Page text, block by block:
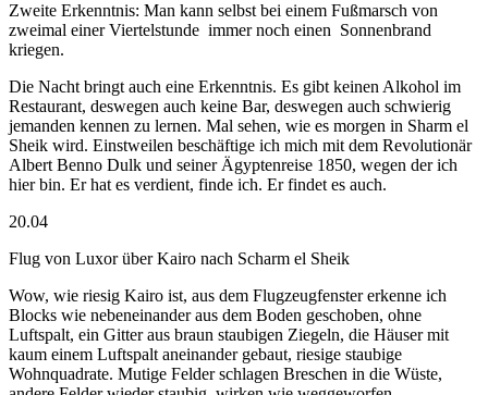
Zweite Erkenntnis: Man kann selbst bei einem Fußmarsch von
zweimal einer Viertelstunde immer noch einen Sonnenbrand
kriegen.
Die Nacht bringt auch eine Erkenntnis. Es gibt keinen Alkohol im
Restaurant, deswegen auch keine Bar, deswegen auch schwierig
jemanden kennen zu lernen. Mal sehen, wie es morgen in Sharm el
Sheik wird. Einstweilen beschäftige ich mich mit dem Revolutionär
Albert Benno Dulk und seiner Ägyptenreise 1850, wegen der ich
hier bin. Er hat es verdient, finde ich. Er findet es auch.
20.04
Flug von Luxor über Kairo nach Scharm el Sheik
Wow, wie riesig Kairo ist, aus dem Flugzeugfenster erkenne ich
Blocks wie nebeneinander aus dem Boden geschoben, ohne
Luftspalt, ein Gitter aus braun staubigen Ziegeln, die Häuser mit
kaum einem Luftspalt aneinander gebaut, riesige staubige
Wohnquadrate. Mutige Felder schlagen Breschen in die Wüste,